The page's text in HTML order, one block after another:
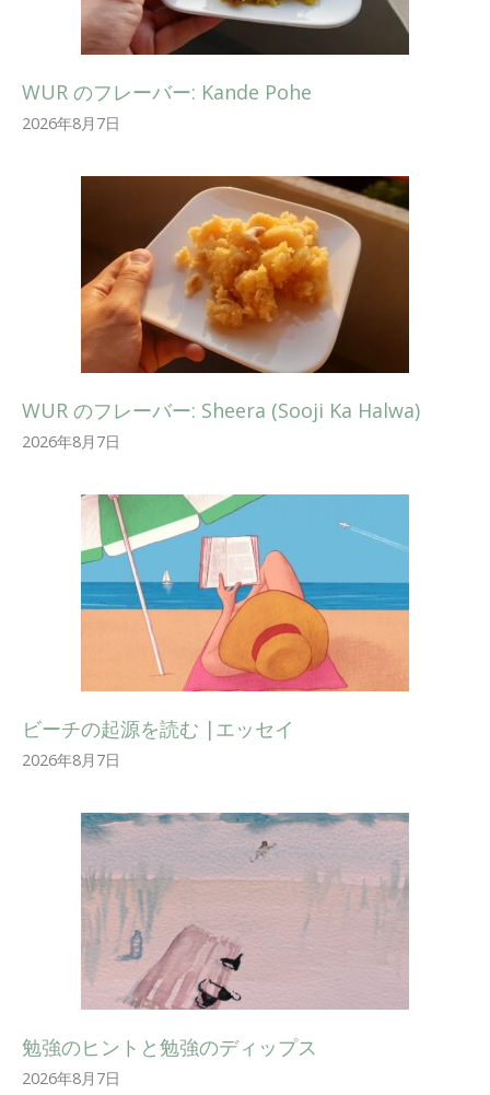
WUR のフレーバー: Kande Pohe
2026年8月7日
WUR のフレーバー: Sheera (Sooji Ka Halwa)
2026年8月7日
ビーチの起源を読む |エッセイ
2026年8月7日
勉強のヒントと勉強のディップス
2026年8月7日